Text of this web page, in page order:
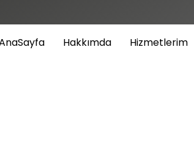
Hakkımda Hizmetlerim